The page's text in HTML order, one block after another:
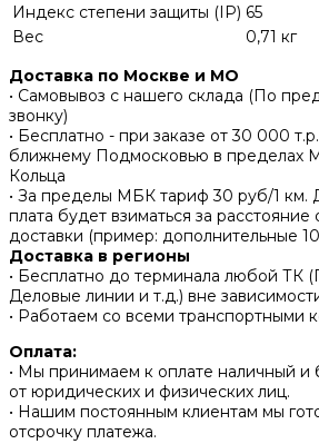
Индекс степени защиты (IP) 65
Вес
0,71 кг
Доставка по Москве и МО
• Самовывоз с нашего склада (По
звонку)
• Бесплатно - при заказе от 30 000
ближнему Подмосковью в пределах
Кольца
• За пределы МБК тариф 30 руб/1 км.
плата будет взиматься за
доставки (пример: дополнительные
Доставка в регионы
• Бесплатно до терминала любой ТК
Деловые линии и т.д.) вне
• Работаем со всеми транспортными
Оплата:
• Мы принимаем к оплате наличный и
от юридических и физических лиц.
• Нашим постоянным клиентам мы
отсрочку платежа.